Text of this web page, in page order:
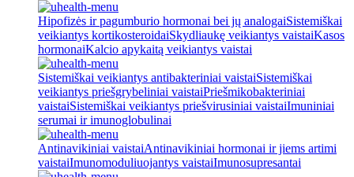
Hipofizės ir pagumburio hormonai bei jų analogaiSistemiškai
veikiantys kortikosteroidaiSkydliaukę veikiantys vaistaiKasos
hormonaiKalcio apykaitą veikiantys vaistai
Sistemiškai veikiantys antibakteriniai vaistaiSistemiškai
veikiantys priešgrybeliniai vaistaiPriešmikobakteriniai
vaistaiSistemiškai veikiantys priešvirusiniai vaistaiImuniniai
serumai ir imunoglobulinai
Antinavikiniai vaistaiAntinavikiniai hormonai ir jiems artimi
vaistaiImunomoduliuojantys vaistaiImunosupresantai